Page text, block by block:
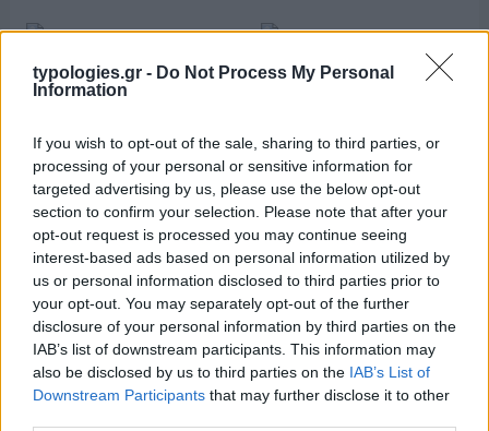
typologies.gr - Do Not Process My Personal
Information
If you wish to opt-out of the sale, sharing to third parties, or
processing of your personal or sensitive information for
targeted advertising by us, please use the below opt-out
section to confirm your selection. Please note that after your
opt-out request is processed you may continue seeing
interest-based ads based on personal information utilized by
us or personal information disclosed to third parties prior to
your opt-out. You may separately opt-out of the further
disclosure of your personal information by third parties on the
IAB’s list of downstream participants. This information may
also be disclosed by us to third parties on the IAB’s List of
Downstream Participants that may further disclose it to other
Ξορκίζουν τις διπλές
εκλογές στο Μαξίμου
Ο καιρός των επομένων
ημερών: Κανονικός
Αύγουστος με δυνατούς
βοριάδες και σταδιακή
άνοδο της θερμοκρασίας
X Facebook LinkedIn
ΑΝΗΚΕΙ ΣΤΗΝ ΚΑΤΗΓΟΡΙΑ: INTERNET